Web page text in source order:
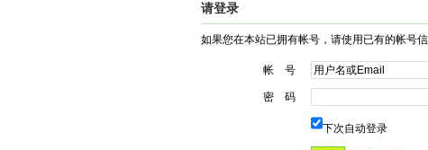
请登录
如果您在本站已拥有帐号，请使用已有的帐号
帐 号
密 码
下次自动登录